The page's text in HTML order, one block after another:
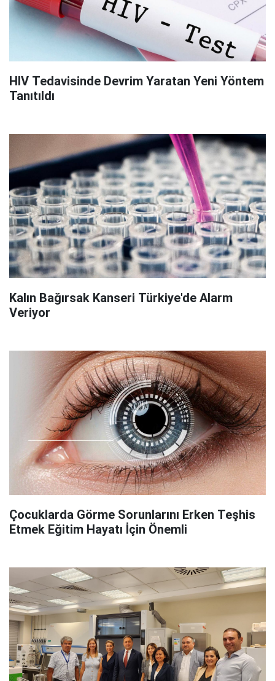
HIV Tedavisinde Devrim Yaratan Yeni Yöntem
Tanıtıldı
Kalın Bağırsak Kanseri Türkiye'de Alarm
Veriyor
Çocuklarda Görme Sorunlarını Erken Teşhis
Etmek Eğitim Hayatı İçin Önemli